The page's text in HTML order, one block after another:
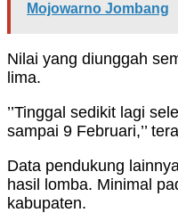
Mojowarno Jombang
Nilai yang diunggah
lima.
’’Tinggal sedikit lagi
sampai 9 Februari,’’
Data pendukung
hasil lomba. Minimal
kabupaten.